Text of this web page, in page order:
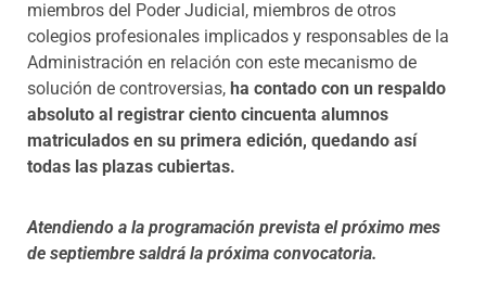
miembros del Poder Judicial, miembros de otros
colegios profesionales implicados y responsables de la
Administración en relación con este mecanismo de
solución de controversias, ha contado con un respaldo
absoluto al registrar ciento cincuenta alumnos
matriculados en su primera edición, quedando así
todas las plazas cubiertas.
Atendiendo a la programación prevista el próximo mes
de septiembre saldrá la próxima convocatoria.